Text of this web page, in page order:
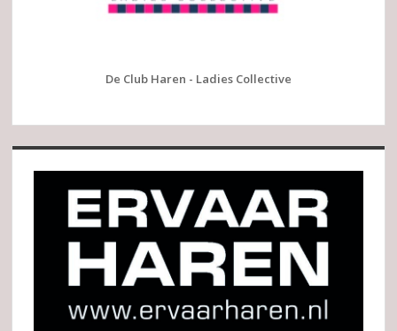
De Club Haren - Ladies Collective